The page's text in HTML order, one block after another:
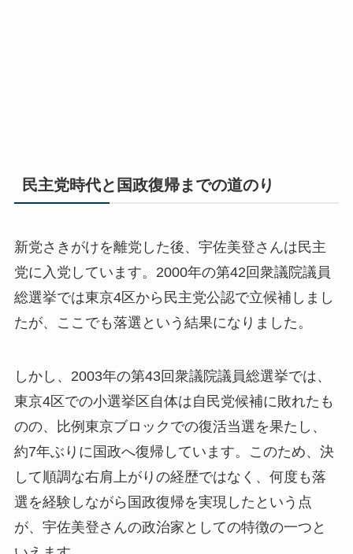
民主党時代と国政復帰までの道のり
新党さきがけを離党した後、宇佐美登さんは民主
党に入党しています。2000年の第42回衆議院議員
総選挙では東京4区から民主党公認で立候補しまし
たが、ここでも落選という結果になりました。
しかし、2003年の第43回衆議院議員総選挙では、
東京4区での小選挙区自体は自民党候補に敗れたも
のの、比例東京ブロックでの復活当選を果たし、
約7年ぶりに国政へ復帰しています。このため、決
して順調な右肩上がりの経歴ではなく、何度も落
選を経験しながら国政復帰を実現したという点
が、宇佐美登さんの政治家としての特徴の一つと